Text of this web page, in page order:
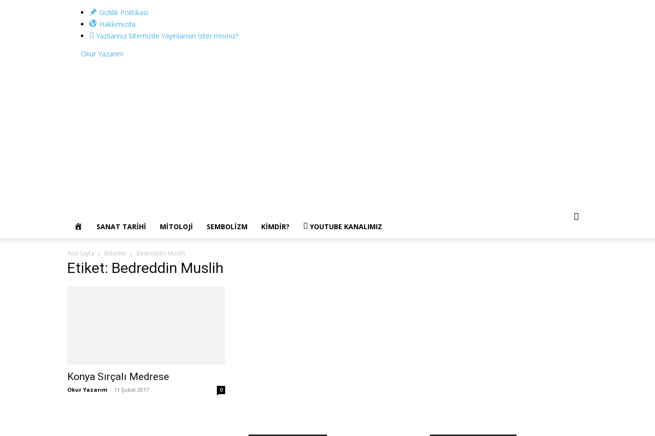
Gizlilik Politikası
Hakkımızda
Yazılarınız Sitemizde Yayınlansın İster misiniz?
Okur Yazarım
OKUR
YAZARIM
SANAT TARIHI MITOLOJI SEMBOLIZM KIMDIR? YOUTUBE KANALIMIZ
Ana Sayfa Etiketler Bedreddin Muslih
Etiket: Bedreddin Muslih
Konya Sırçalı Medrese
Okur Yazarım - 11 Şubat 2017 0